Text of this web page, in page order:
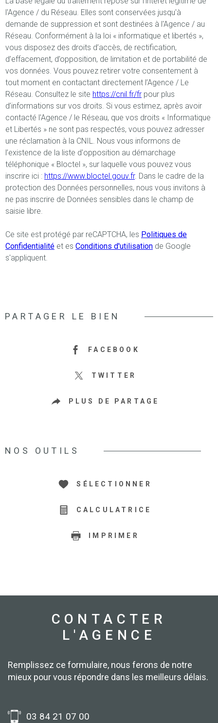
l'Agence / du Réseau. Elles sont conservées jusqu'à
demande de suppression et sont destinées à l'Agence / au
Réseau. Conformément à la loi « informatique et libertés »,
vous disposez des droits d’accès, de rectification,
d’effacement, d’opposition, de limitation et de portabilité de
vos données. Vous pouvez retirer votre consentement à
tout moment en contactant directement l’Agence / Le
Réseau. Consultez le site https://cnil.fr/fr pour plus
d’informations sur vos droits. Si vous estimez, après avoir
contacté l'Agence / le Réseau, que vos droits « Informatique
et Libertés » ne sont pas respectés, vous pouvez adresser
une réclamation à la CNIL. Nous vous informons de
l’existence de la liste d'opposition au démarchage
téléphonique « Bloctel », sur laquelle vous pouvez vous
inscrire ici : https://www.bloctel.gouv.fr. Dans le cadre de la
protection des Données personnelles, nous vous invitons à
ne pas inscrire de Données sensibles dans le champ de
saisie libre.
Ce site est protégé par reCAPTCHA, les Politiques de
Confidentialité et es Conditions d'utilisation de Google
s'appliquent.
PARTAGER LE BIEN
FACEBOOK
TWITTER
PLUS DE PARTAGE
NOS OUTILS
SÉLECTIONNER
CALCULATRICE
IMPRIMER
CONTACTER
L'AGENCE
Remplissez ce formulaire, nous ferons de notre
mieux pour vous répondre dans les meilleurs délais.
03 84 21 07 00